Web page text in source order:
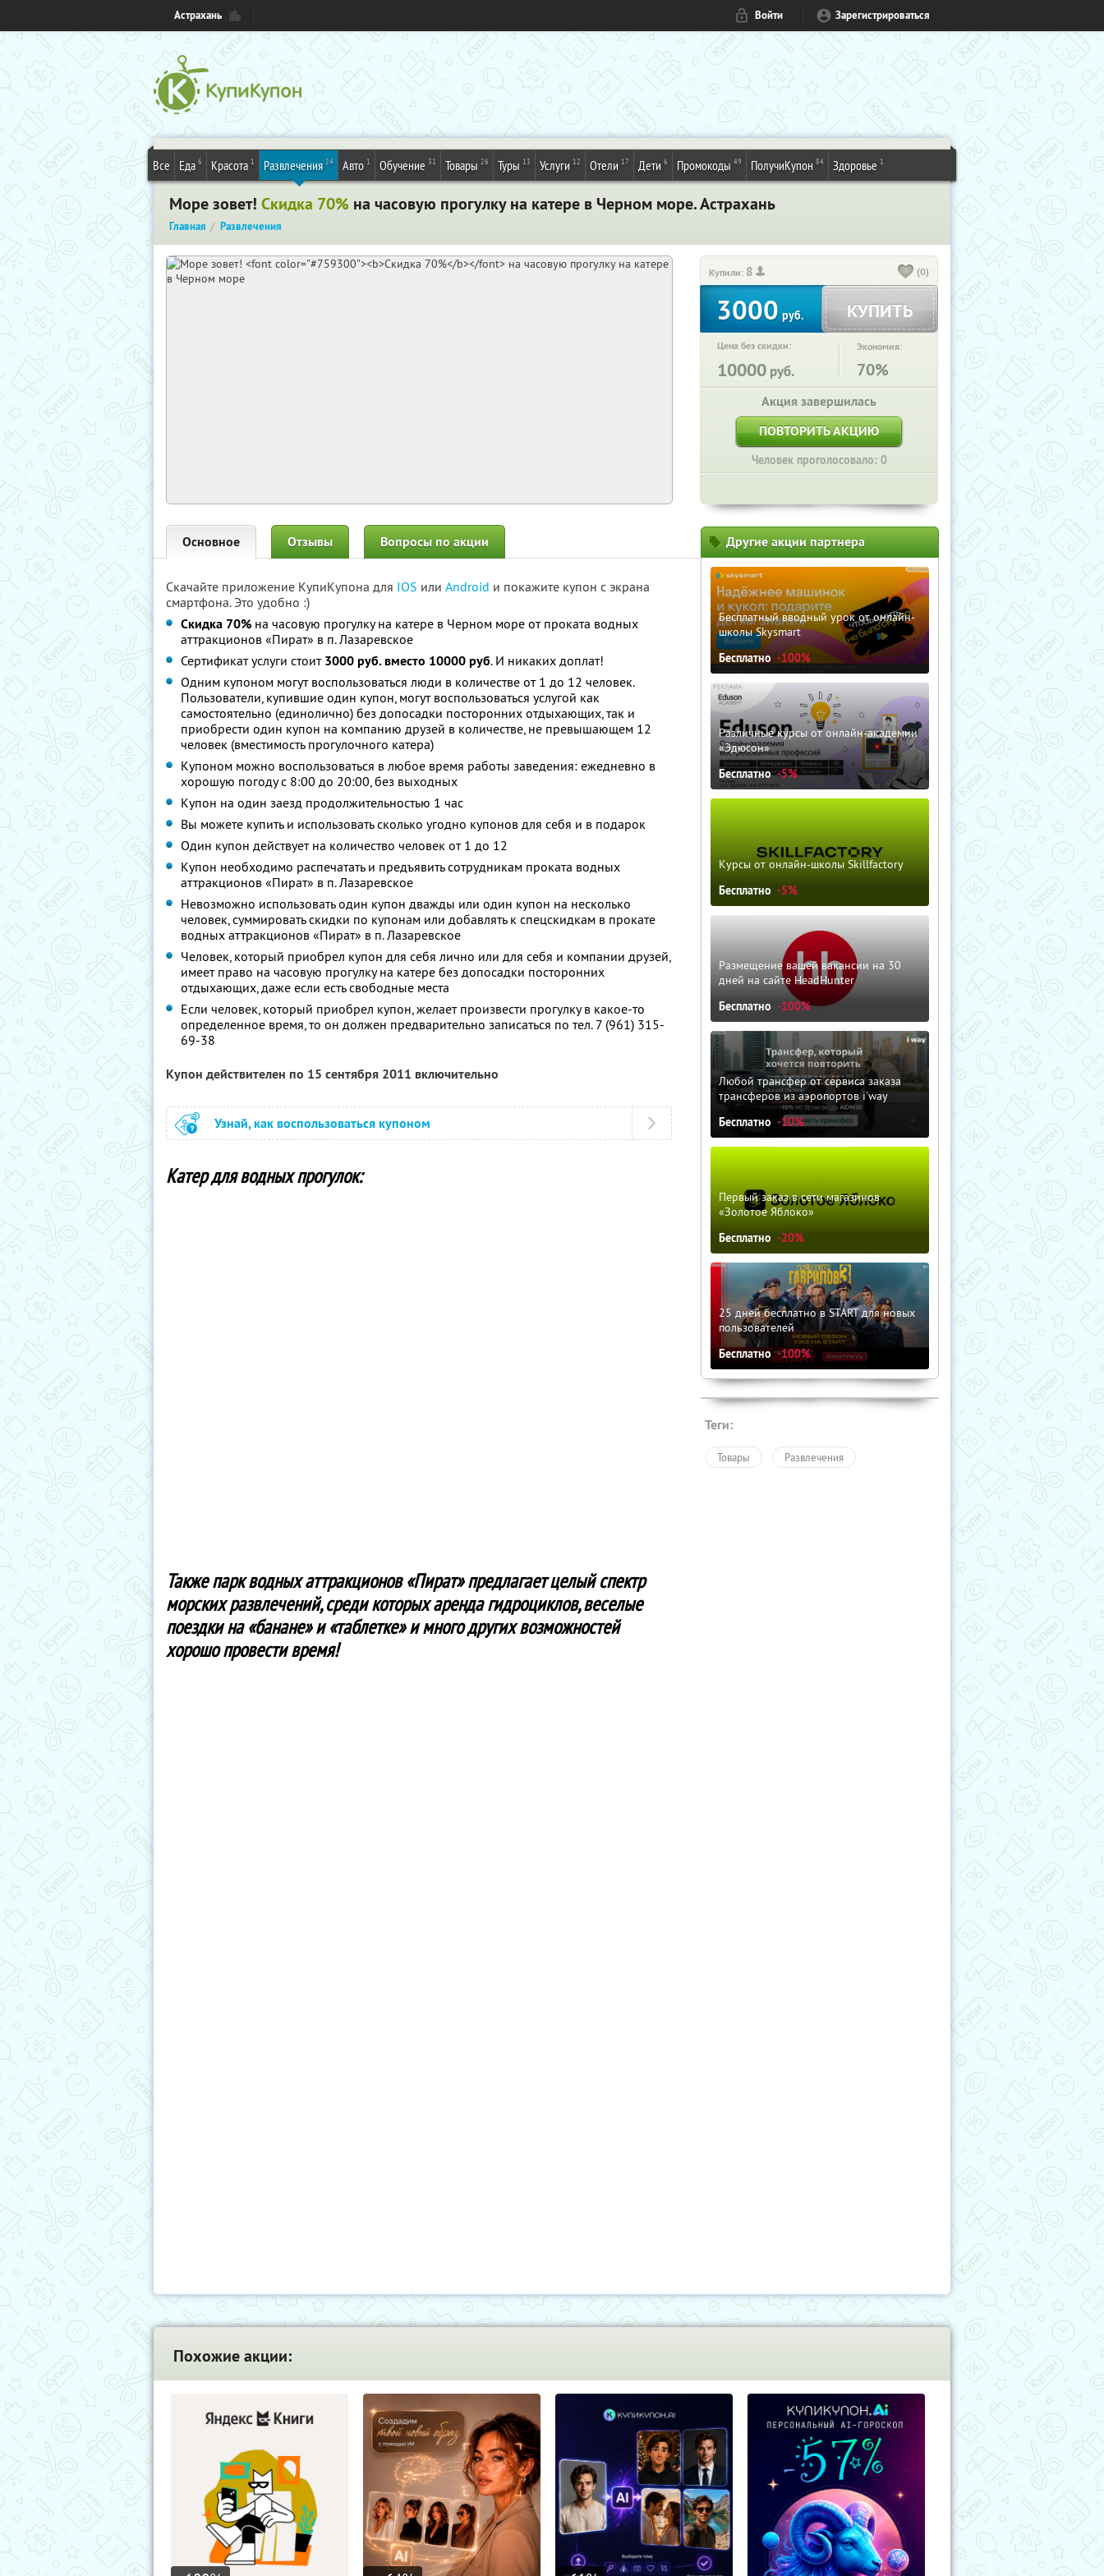
Астрахань Войти Зарегистрироваться
Все Еда 6 Красота 1 Развлечения 24 Авто 1 Обучение 31 Товары 26 Туры 13 Услуги 12 Отели 17 Дети 6 Промокоды 49 ПолучиКупон 84 Здоровье 1
Море зовет! Скидка 70% на часовую прогулку на катере в Черном море. Астрахань
Главная Развлечения
Купили: 8 (0)
3000руб. КУПИТЬ
Цена без скидки:
10000 руб.
Экономия:
70%
Акция завершилась
ПОВТОРИТЬ АКЦИЮ
Человек проголосовало: 0
Основное Отзывы Вопросы по акции
Скачайте приложение КупиКупона для IOS или Android и покажите купон с экрана
смартфона. Это удобно :)
Скидка 70% на часовую прогулку на катере в Черном море от проката водных
аттракционов «Пират» в п. Лазаревское
Сертификат услуги стоит 3000 руб. вместо 10000 руб. И никаких доплат!
Одним купоном могут воспользоваться люди в количестве от 1 до 12 человек.
Пользователи, купившие один купон, могут воспользоваться услугой как
самостоятельно (единолично) без допосадки посторонних отдыхающих, так и
приобрести один купон на компанию друзей в количестве, не превышающем 12
человек (вместимость прогулочного катера)
Купоном можно воспользоваться в любое время работы заведения: ежедневно в
хорошую погоду с 8:00 до 20:00, без выходных
Купон на один заезд продолжительностью 1 час
Вы можете купить и использовать сколько угодно купонов для себя и в подарок
Один купон действует на количество человек от 1 до 12
Купон необходимо распечатать и предъявить сотрудникам проката водных
аттракционов «Пират» в п. Лазаревское
Невозможно использовать один купон дважды или один купон на несколько
человек, суммировать скидки по купонам или добавлять к спецскидкам в прокате
водных аттракционов «Пират» в п. Лазаревское
Человек, который приобрел купон для себя лично или для себя и компании друзей,
имеет право на часовую прогулку на катере без допосадки посторонних
отдыхающих, даже если есть свободные места
Если человек, который приобрел купон, желает произвести прогулку в какое-то
определенное время, то он должен предварительно записаться по тел. 7 (961) 315-
69-38
Купон действителен по 15 сентября 2011 включительно
Узнай, как воспользоваться купоном
Катер для водных прогулок:
Также парк водных аттракционов «Пират» предлагает целый спектр
морских развлечений, среди которых аренда гидроциклов, веселые
поездки на «банане» и «таблетке» и много других возможностей
хорошо провести время!
Другие акции партнера
Бесплатный вводный урок от онлайн-
школы Skysmart
Бесплатно -100%
Различные курсы от онлайн-академии
«Эдюсон»
Бесплатно -5%
Курсы от онлайн-школы Skillfactory
Бесплатно -5%
Размещение вашей вакансии на 30
дней на сайте HeadHunter
Бесплатно -100%
Любой трансфер от сервиса заказа
трансферов из аэропортов i'way
Бесплатно -10%
Первый заказ в сети магазинов
«Золотое Яблоко»
Бесплатно -20%
25 дней бесплатно в START для новых
пользователей
Бесплатно -100%
Теги:
Товары Развлечения
Похожие акции: